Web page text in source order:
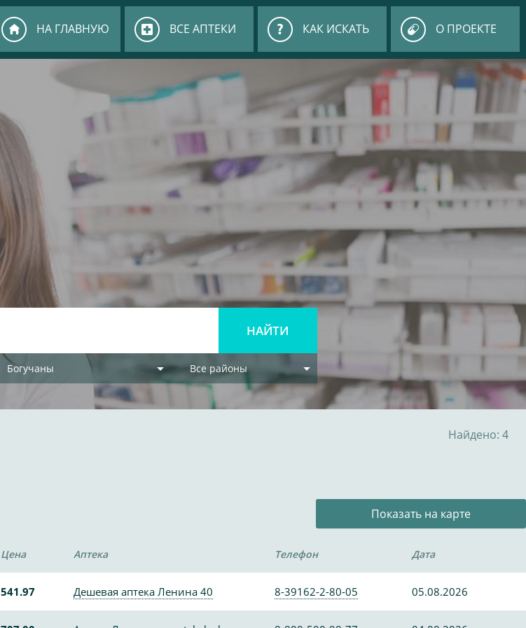
НА ГЛАВНУЮ ВСЕ АПТЕКИ КАК ИСКАТЬ О ПРОЕКТЕ
Богучаны Все районы
Найдено: 4
Показать на карте
Цена Аптека Телефон Дата
541.97 Дешевая аптека Ленина 40 8-39162-2-80-05 05.08.2026